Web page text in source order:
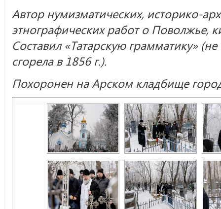
Автор нумизматических, историко-
этнографических работ о Поволжье,
Составил «Татарскую грамматику»
сгорела в 1856 г.).
Похоронен на Арском кладбище